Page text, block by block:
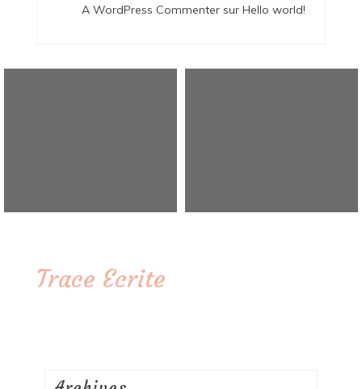
A WordPress Commentersur Hello world!
Trace Ecrite